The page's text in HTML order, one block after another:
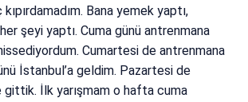
Bana yemek yaptı,
şeyi yaptı. Cuma günü antrenmana
Cumartesi de antrenmana
İstanbul’a geldim. Pazartesi de
gittik. İlk yarışmam o hafta cuma